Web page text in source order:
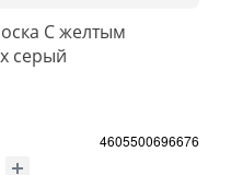
С желтым
серый
4605500696676